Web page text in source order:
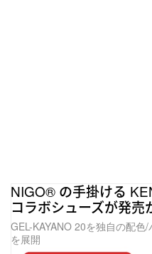
NIGO®️ の手掛ける
コラボシューズが発売
GEL-KAYANO 20を独自の配
を展開